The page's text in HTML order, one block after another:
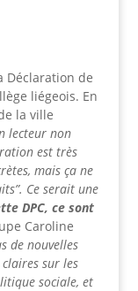
Déclaration de
liégeois. En
la ville
lecteur non
est très
mais ça ne
Ce serait une
DPC, ce sont
Caroline
de nouvelles
sur les
sociale, et